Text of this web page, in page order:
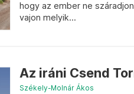
hogy az ember ne
vajon melyik...
Az iráni Csend
Székely-Molnár Ákos